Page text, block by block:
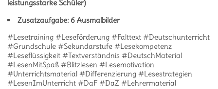
leistungsstarke Schüler)
Zusatzaufgabe: 6 Ausmalbilder
#Lesetraining #Leseförderung #Falttext #Deutschunterricht
#Grundschule #Sekundarstufe #Lesekompetenz
#Leseflüssigkeit #Textverständnis #DeutschMaterial
#LesenMitSpaß #Blitzlesen #Lesemotivation
#Unterrichtsmaterial #Differenzierung #Lesestrategien
#LesenImUnterricht #DaF #DaZ #Lehrermaterial